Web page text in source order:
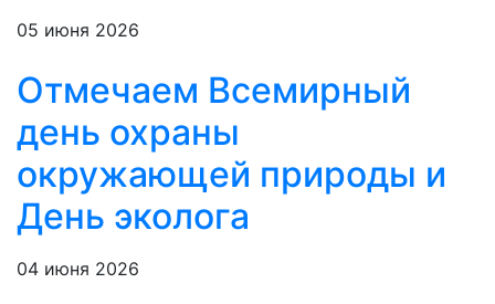
05 июня 2026
Отмечаем Всемирный
день охраны
окружающей природы и
День эколога
04 июня 2026